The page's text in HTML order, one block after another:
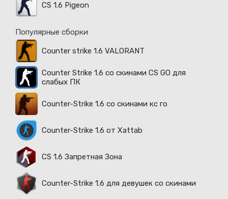
CS 1.6 Pigeon
Популярные сборки
Counter strike 1.6 VALORANT
Counter Strike 1.6 со скинами CS GO для
слабых ПК
Counter-Strike 1.6 со скинами кс го
Counter-Strike 1.6 от Xattab
CS 1.6 Запретная Зона
Counter-Strike 1.6 для девушек со скинами